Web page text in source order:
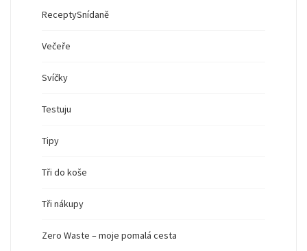
ReceptySnídaně
Večeře
Svíčky
Testuju
Tipy
Tři do koše
Tři nákupy
Zero Waste – moje pomalá cesta